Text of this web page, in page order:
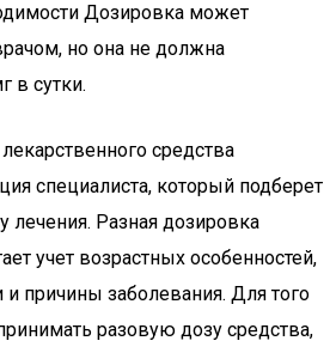
Дозировка может
но она не должна
в сутки.
средства
специалиста, который подберет
лечения. Разная дозировка
учет возрастных особенностей,
и причины заболевания. Для того
разовую дозу средства,